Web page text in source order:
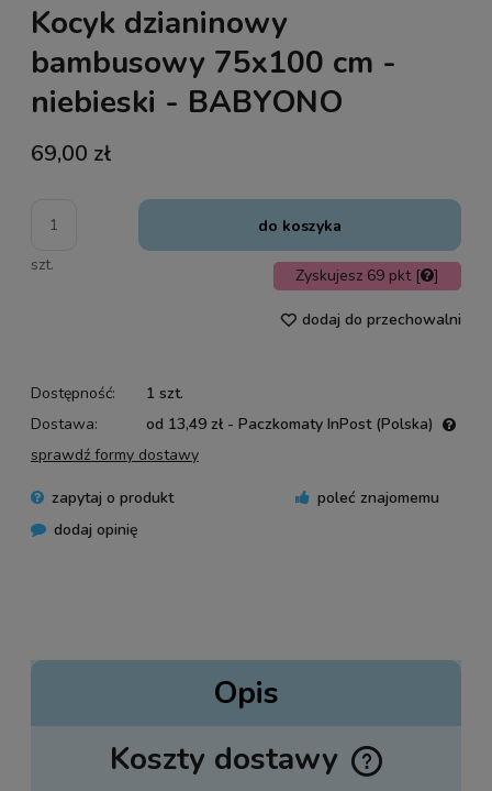
Kocyk dzianinowy
bambusowy 75x100 cm -
niebieski - BABYONO
69,00 zł
szt.
do koszyka
Zyskujesz 69 pkt [ ]
dodaj do przechowalni
Dostępność:
1 szt.
Dostawa:
od 13,49 zł - Paczkomaty InPost (Polska)
sprawdź formy dostawy
zapytaj o produkt
poleć znajomemu
dodaj opinię
Opis
Koszty dostawy
Cena nie zawiera ewentualnych kosztów płatności